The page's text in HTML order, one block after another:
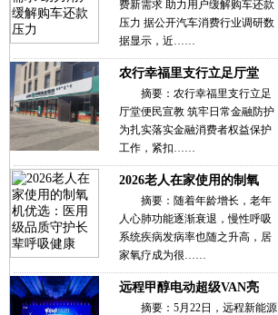
费新需求 助力用户缓解购车还款
压力 据公开汽车消费行业调研数
据显示，近……
农行幸福里支行立足厅堂
摘要：农行幸福里支行立足
厅堂便民宣教 筑牢日常金融防护
为扎实落实金融消费者权益保护
工作，紧扣……
2026老人在家使用的制氧
摘要：随着年龄增长，老年
人心肺功能逐渐衰退，慢性呼吸
系统疾病发病率也随之升高，居
家氧疗成为很……
远程甲醇电动超级VAN亮
摘要：5月22日，远程新能源